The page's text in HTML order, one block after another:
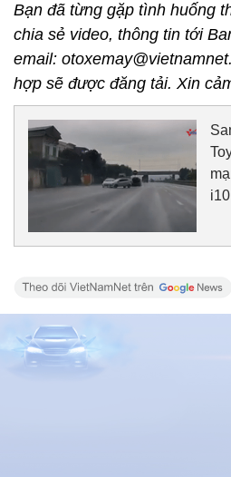
Bạn đã từng gặp tình huống
chia sẻ video, thông tin tới
email:
hợp sẽ được đăng tải. Xin
i10